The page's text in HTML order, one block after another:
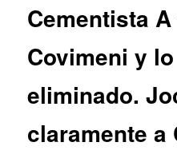
Cementista
Covimeni y
eliminado.
claramente a